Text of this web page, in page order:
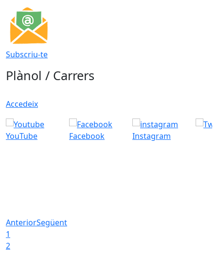
Subscriu-te
Plànol / Carrers
Accedeix
YouTube Facebook Instagram
AnteriorSegüent
1
2